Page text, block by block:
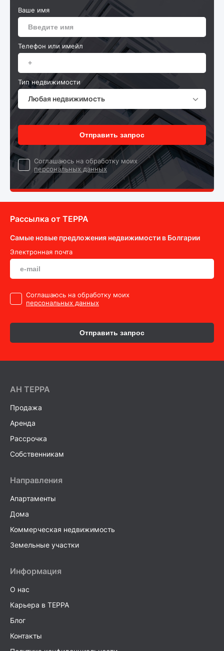
Ваше имя
Телефон или имейл
Тип недвижимости
Любая недвижимость
Отправить запрос
Cоглашаюсь на обработку моих
персональных данных
Рассылка от ТEPPA
Самые новые предложения недвижимости в Болгарии
Электронная почта
Cоглашаюсь на обработку моих
персональных данных
Отправить запрос
AH ТEPPA
Продажа
Аренда
Рассрочка
Собственникам
Направления
Апартаменты
Дома
Коммерческая недвижимость
Земельные участки
Информация
О нас
Карьера в TEPPA
Блог
Контакты